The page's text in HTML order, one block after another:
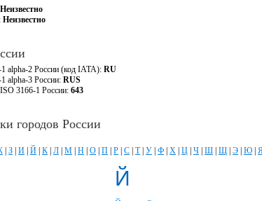
Неизвестно
Неизвестно
alpha-2 России (код IATA): RU
alpha-3 России: RUS
3166-1 России: 643
городов России
З И Й К Л М Н О П Р С Т| У Ф Х Ц Ч Ш Щ Э Ю
Й